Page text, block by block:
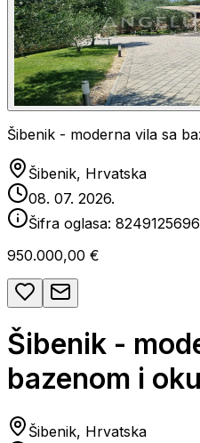
Šibenik - moderna vila sa
Šibenik, Hrvatska
08. 07. 2026.
Šifra oglasa:
950.000,00 €
Šibenik -
bazenom i
Šibenik, Hrvatska